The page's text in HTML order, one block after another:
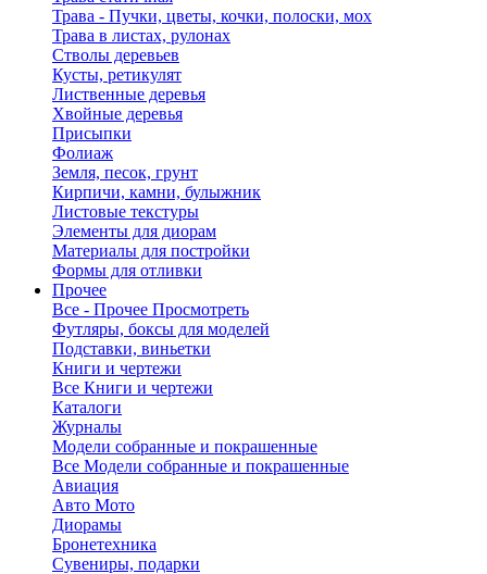
Трава - Пучки, цветы, кочки, полоски, мох
Трава в листах, рулонах
Стволы деревьев
Кусты, ретикулят
Лиственные деревья
Хвойные деревья
Присыпки
Фолиаж
Земля, песок, грунт
Кирпичи, камни, булыжник
Листовые текстуры
Элементы для диорам
Материалы для постройки
Формы для отливки
Прочее
Все - Прочее Просмотреть
Футляры, боксы для моделей
Подставки, виньетки
Книги и чертежи
Все Книги и чертежи
Каталоги
Журналы
Модели собранные и покрашенные
Все Модели собранные и покрашенные
Авиация
Авто Мото
Диорамы
Бронетехника
Сувениры, подарки